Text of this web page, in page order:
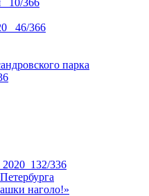
46/366
парка
336
наголо!»